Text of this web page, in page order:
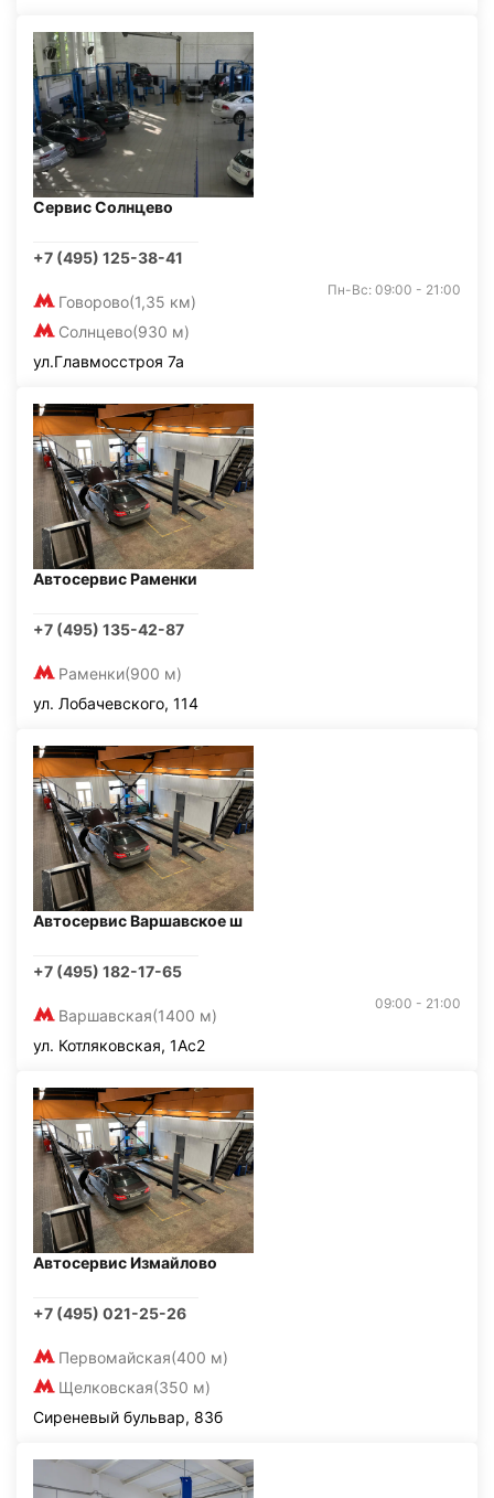
Сервис Солнцево
+7 (495) 125-38-41
Говорово(1,35 км)
Солнцево(930 м)
Пн-Вс: 09:00 - 21:00
ул.Главмосстроя 7а
Автосервис Раменки
+7 (495) 135-42-87
Раменки(900 м)
ул. Лобачевского, 114
Автосервис Варшавское ш
+7 (495) 182-17-65
Варшавская(1400 м)
09:00 - 21:00
ул. Котляковская, 1Ас2
Автосервис Измайлово
+7 (495) 021-25-26
Первомайская(400 м)
Щелковская(350 м)
Сиреневый бульвар, 83б